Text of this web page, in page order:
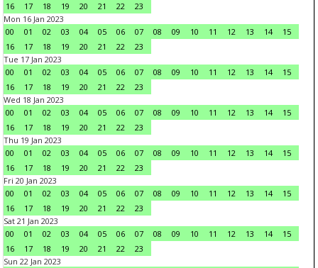
16
17 18 19 20 21 22
23
Mon 16 Jan 2023
00
01 02 03 04 05 06 07 08 09 10 11 12 13 14
15
16
17 18 19 20 21 22
23
Tue 17 Jan 2023
00
01 02 03 04 05 06 07 08 09 10 11 12 13 14
15
16
17 18 19 20 21 22
23
Wed 18 Jan 2023
00
01 02 03 04 05 06 07 08 09 10 11 12 13 14
15
16
17 18 19 20 21 22
23
Thu 19 Jan 2023
00
01 02 03 04 05 06 07 08 09 10 11 12 13 14
15
16
17 18 19 20 21 22
23
Fri 20 Jan 2023
00
01 02 03 04 05 06 07 08 09 10 11 12 13 14
15
16
17 18 19 20 21 22
23
Sat 21 Jan 2023
00
01 02 03 04 05 06 07 08 09 10 11 12 13 14
15
16
17 18 19 20 21 22
23
Sun 22 Jan 2023